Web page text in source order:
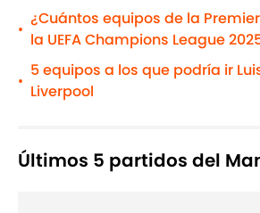
•
¿Cuántos equipos de la
la UEFA Champions League
•
5 equipos a los que podría ir
Liverpool
Últimos 5 partidos del